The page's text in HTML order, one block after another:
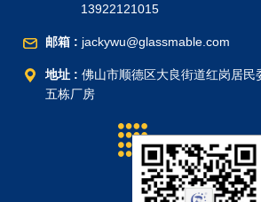
13922121015
邮箱 : jackywu@glassmable.com
地址 : 佛山市顺德区大良街道红岗居
五栋厂房